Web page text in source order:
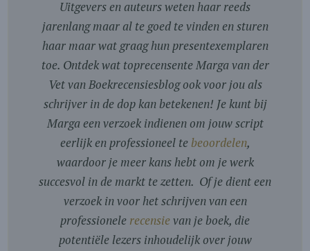
Uitgevers en auteurs weten haar reeds
jarenlang maar al te goed te vinden en sturen
haar maar wat graag hun presentexemplaren
toe. Ontdek wat toprecensente Marga van der
Vet van Boekrecensiesblog ook voor jou als
schrijver in de dop kan betekenen! Je kunt bij
Marga een verzoek indienen om jouw script
eerlijk en professioneel te beoordelen,
waardoor je meer kans hebt om je werk
succesvol in de markt te zetten. Of je dient een
verzoek in voor het schrijven van een
professionele recensievan je boek, die
potentiële lezers inhoudelijk over jouw